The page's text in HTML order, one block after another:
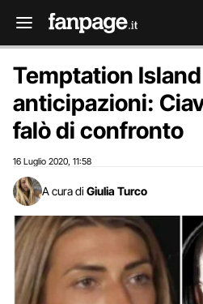
Temptation
anticipazioni:
falò di confronto
16 Luglio 2020 11:58
A cura di Giulia Turco